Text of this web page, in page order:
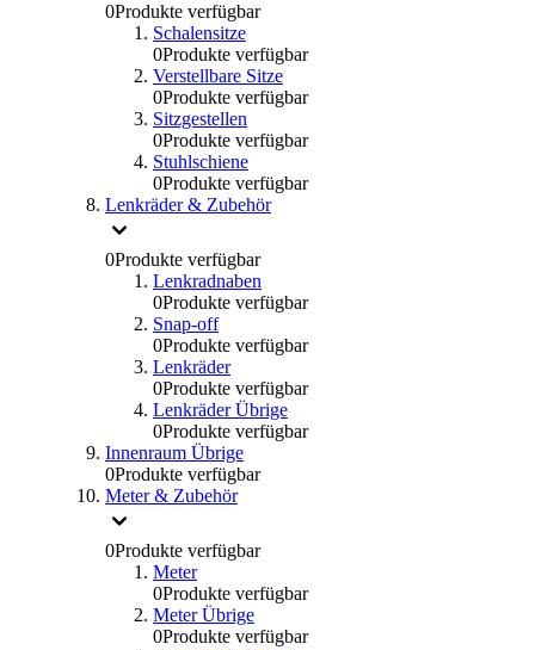
0Produkte verfügbar
Schalensitze
0Produkte verfügbar
Verstellbare Sitze
0Produkte verfügbar
Sitzgestellen
0Produkte verfügbar
Stuhlschiene
0Produkte verfügbar
Lenkräder & Zubehör
0Produkte verfügbar
Lenkradnaben
0Produkte verfügbar
Snap-off
0Produkte verfügbar
Lenkräder
0Produkte verfügbar
Lenkräder Übrige
0Produkte verfügbar
Innenraum Übrige
0Produkte verfügbar
Meter & Zubehör
0Produkte verfügbar
Meter
0Produkte verfügbar
Meter Übrige
0Produkte verfügbar